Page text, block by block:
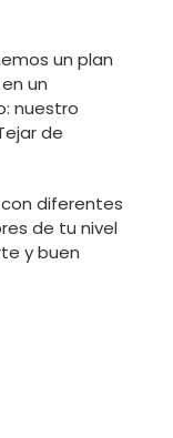
un plan
un
nuestro
de
diferentes
de tu nivel
y buen